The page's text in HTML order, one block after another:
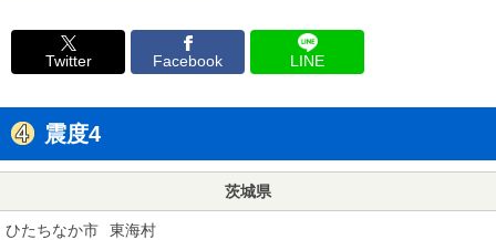
Twitter Facebook LINE
震度4
茨城県
ひたちなか市 東海村